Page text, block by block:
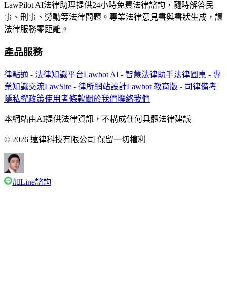
LawPilot AI法律助理提供24小時免費法律諮詢，隨時解答民
事、刑事、勞動等法律問題。專業法律意見書與書狀生成，讓
法律服務零距離。
產品服務
律點通 - 法律知識平台Lawbot AI - 智慧法律助手法律圓桌 - 專
業知識交流LawSite - 律所網站設計Lawbot 教育版 - 司律備考
隱私權政策使用者條款關於我們聯絡我們
本網站由AI提供法律資訊，不構成任何具體法律建議
© 2026 遠律科技有限公司 保留一切權利
加Line諮詢